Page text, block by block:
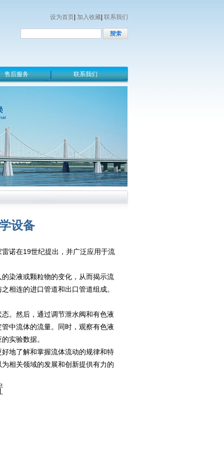
设为首页 加入收藏 联系我们
售后服务 联系我们
设备
诺在19世纪提出，并广泛应用于流
染液或颗粒物的变化，从而揭示流
相连的进口管道和出口管道组成。
。然后，通过调节泄水阀和有色液
中流体的流量。同时，观察有色液
实验数据。
地了解和掌握流体流动的规律和特
相关领域的发展和创新提供有力的